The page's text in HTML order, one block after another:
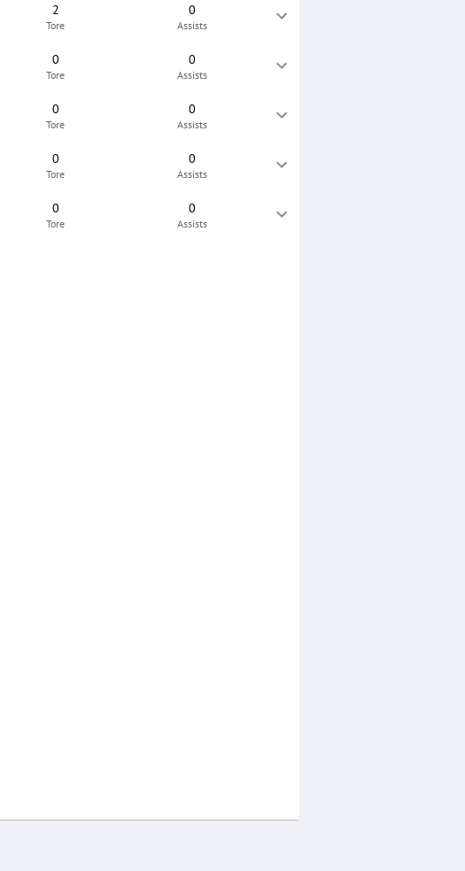
2
Tore
0
Assists
0
Tore
0
Assists
0
Tore
0
Assists
0
Tore
0
Assists
0
Tore
0
Assists